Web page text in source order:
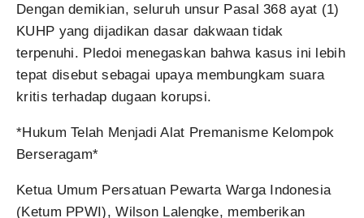
Dengan demikian, seluruh unsur Pasal 368 ayat (1)
KUHP yang dijadikan dasar dakwaan tidak
terpenuhi. Pledoi menegaskan bahwa kasus ini lebih
tepat disebut sebagai upaya membungkam suara
kritis terhadap dugaan korupsi.
*Hukum Telah Menjadi Alat Premanisme Kelompok
Berseragam*
Ketua Umum Persatuan Pewarta Warga Indonesia
(Ketum PPWI), Wilson Lalengke, memberikan